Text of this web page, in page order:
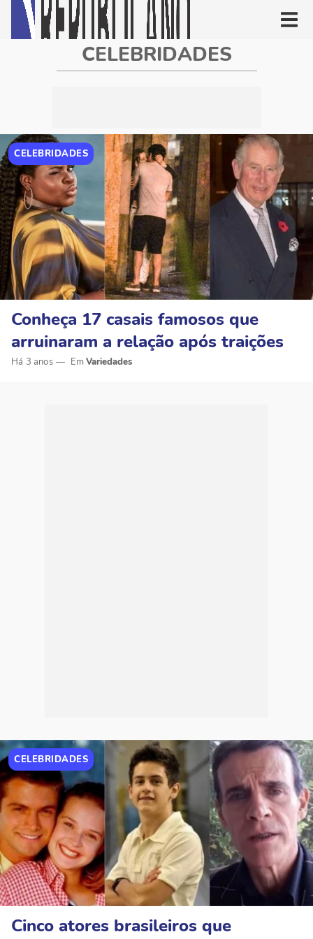
CELEBRIDADES
CELEBRIDADES
Conheça 17 casais famosos que
arruinaram a relação após traições
Há 3 anos Variedades
CELEBRIDADES
Cinco atores brasileiros que